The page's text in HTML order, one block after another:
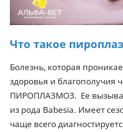
Что такое
Болезнь, которая
здоровья и благополучия
ПИРОПЛАЗМОЗ. Ее
из рода Babesia. Имеет
чаще всего